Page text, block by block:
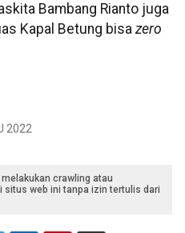
Bambang Rianto juga
Kapal Betung bisa zero
2022
crawling atau
web ini tanpa izin tertulis dari